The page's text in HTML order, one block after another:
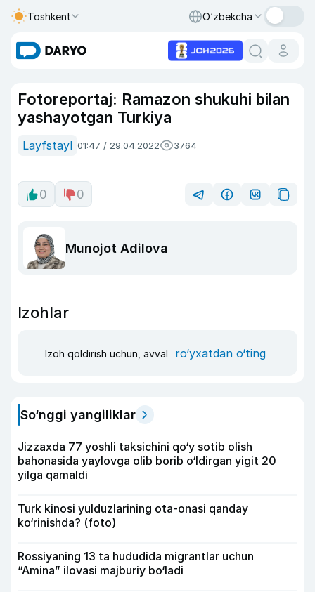
Toshkent O‘zbekcha
Fotoreportaj: Ramazon shukuhi bilan
yashayotgan Turkiya
Layfstayl 01:47 / 29.04.2022 3764
0 0
Munojot Adilova
Izohlar
Izoh qoldirish uchun, avval ro‘yxatdan o‘ting
So‘nggi yangiliklar
Jizzaxda 77 yoshli taksichini qo‘y sotib olish
bahonasida yaylovga olib borib o‘ldirgan yigit 20
yilga qamaldi
Turk kinosi yulduzlarining ota-onasi qanday
ko‘rinishda? (foto)
Rossiyaning 13 ta hududida migrantlar uchun
“Amina” ilovasi majburiy bo‘ladi